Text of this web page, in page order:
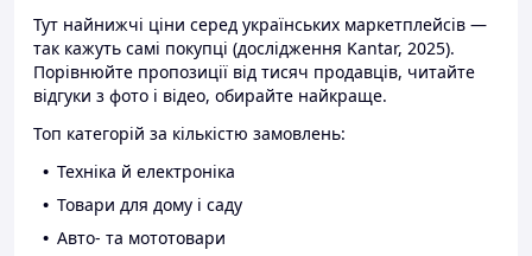
Тут найнижчі ціни серед українських маркетплейсів —
так кажуть самі покупці (дослідження Kantar, 2025).
Порівнюйте пропозиції від тисяч продавців, читайте
відгуки з фото і відео, обирайте найкраще.
Топ категорій за кількістю замовлень:
Техніка й електроніка
Товари для дому і саду
Авто- та мототовари